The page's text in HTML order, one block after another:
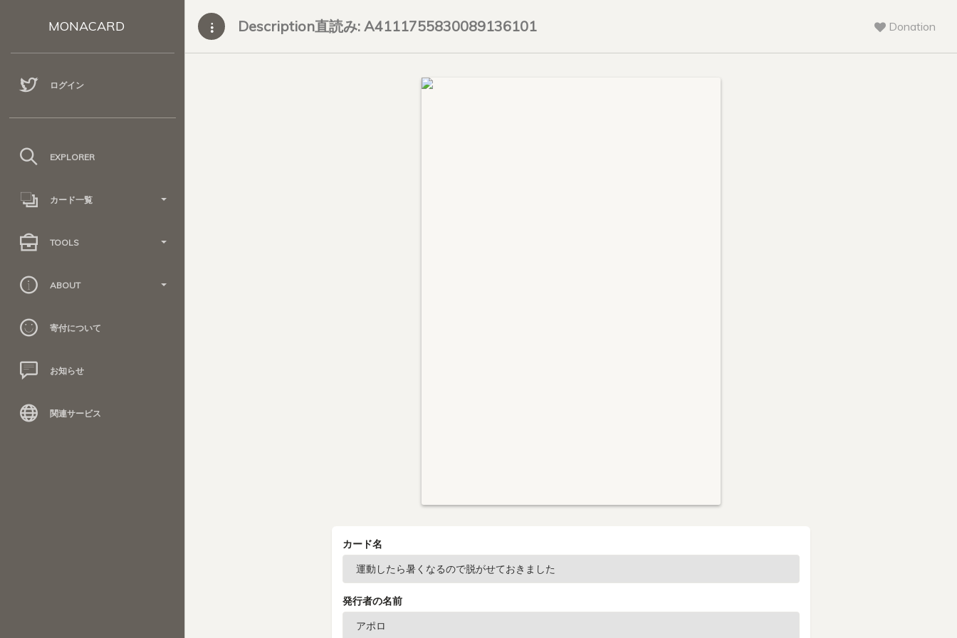
MONACARD
ログイン
EXPLORER
カード一覧
TOOLS
ABOUT
寄付について
お知らせ
関連サービス
Description直読み: A4111755830089136101 Donation
カード名
発行者の名前